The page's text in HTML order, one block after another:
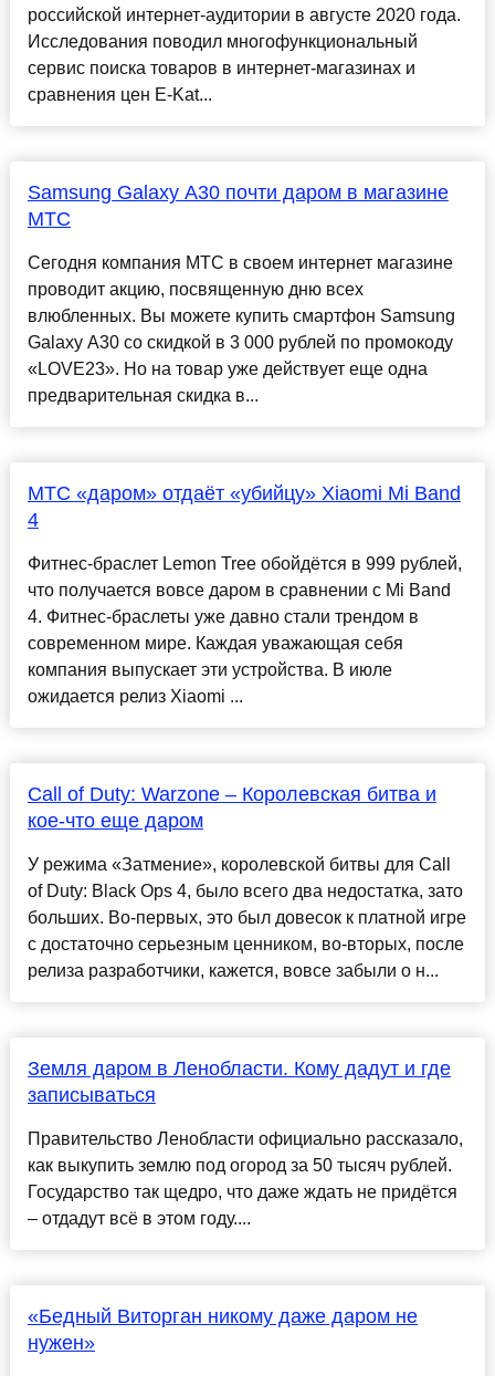
российской интернет-аудитории в августе 2020 года.
Исследования поводил многофункциональный
сервис поиска товаров в интернет-магазинах и
сравнения цен E-Kat...
Samsung Galaxy A30 почти даром в магазине
МТС
Сегодня компания МТС в своем интернет магазине
проводит акцию, посвященную дню всех
влюбленных. Вы можете купить смартфон Samsung
Galaxy A30 со скидкой в 3 000 рублей по промокоду
«LOVE23». Но на товар уже действует еще одна
предварительная скидка в...
МТС «даром» отдаёт «убийцу» Xiaomi Mi Band
4
Фитнес-браслет Lemon Tree обойдётся в 999 рублей,
что получается вовсе даром в сравнении с Mi Band
4. Фитнес-браслеты уже давно стали трендом в
современном мире. Каждая уважающая себя
компания выпускает эти устройства. В июле
ожидается релиз Xiaomi ...
Call of Duty: Warzone – Королевская битва и
кое-что еще даром
У режима «Затмение», королевской битвы для Call
of Duty: Black Ops 4, было всего два недостатка, зато
больших. Во-первых, это был довесок к платной игре
с достаточно серьезным ценником, во-вторых, после
релиза разработчики, кажется, вовсе забыли о н...
Земля даром в Ленобласти. Кому дадут и где
записываться
Правительство Ленобласти официально рассказало,
как выкупить землю под огород за 50 тысяч рублей.
Государство так щедро, что даже ждать не придётся
– отдадут всё в этом году....
«Бедный Виторган никому даже даром не
нужен»